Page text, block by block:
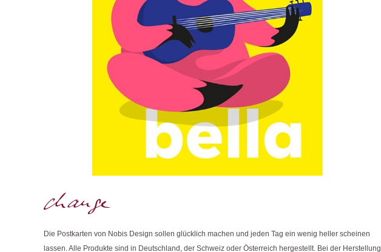
Die Postkarten von Nobis Design sollen glücklich machen und jeden Tag ein wenig heller scheinen
lassen. Alle Produkte sind in Deutschland, der Schweiz oder Österreich hergestellt. Bei der Herstellung